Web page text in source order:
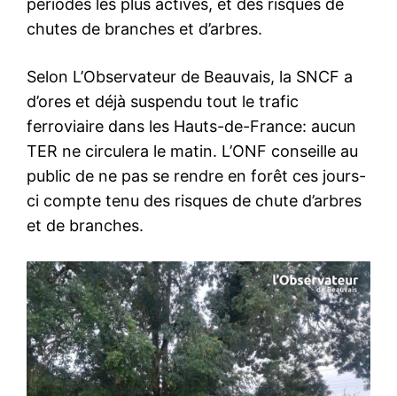
chutes de branches et d’arbres.
Selon L’Observateur de Beauvais, la SNCF a
d’ores et déjà suspendu tout le trafic
ferroviaire dans les Hauts-de-France: aucun
TER ne circulera le matin. L’ONF conseille au
public de ne pas se rendre en forêt ces jours-
ci compte tenu des risques de chute d’arbres
et de branches.